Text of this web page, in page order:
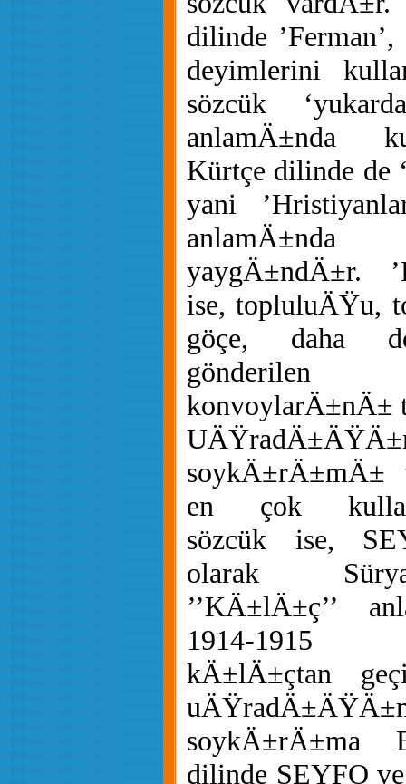
dilinde ’Ferman’,
deyimlerini
sözcük
anlamÄ±nda
Kürtçe dilinde de
yani
anlamÄ±nda
yaygÄ±ndÄ±r.
ise, topluluÄŸu,
göçe, daha
gönderilen
konvoylarÄ±nÄ±
soykÄ±rÄ±mÄ±
en çok
sözcük ise,
olarak
’’KÄ±lÄ±ç’’
1914-1915
kÄ±lÄ±çtan
soykÄ±rÄ±ma
dilinde SEYFO